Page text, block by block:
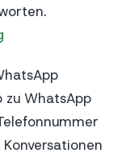
zu WhatsApp